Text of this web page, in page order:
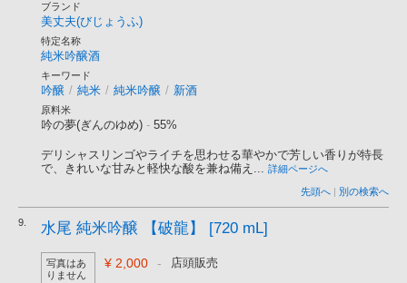
ブランド
美丈夫(びじょうふ)
特定名称
純米吟醸酒
キーワード
吟醸 / 純米 / 純米吟醸 / 新酒
原料米
吟の夢(ぎんのゆめ) - 55%
デリシャスリンゴやライチを思わせる華やかで芳しい香りが特長
で、きれいな甘みと軽快な酸を兼ね備え... 詳細ページへ
先頭へ | 別の検索へ
9. 水尾 純米吟醸 【破龍】 [720 mL]
写真はあ
りません
¥ 2,000 - 店頭販売